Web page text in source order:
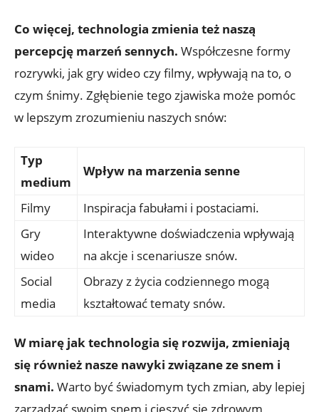
Co więcej, technologia zmienia też naszą
percepcję marzeń sennych. Współczesne formy
rozrywki, jak gry wideo czy filmy, wpływają na to, o
czym śnimy. Zgłębienie tego zjawiska może pomóc
w lepszym zrozumieniu naszych snów:
Typ
medium
Wpływ na marzenia senne
Filmy
Inspiracja fabułami i postaciami.
Gry
wideo
Interaktywne doświadczenia wpływają
na akcje i scenariusze snów.
Social
media
Obrazy z życia codziennego mogą
kształtować tematy snów.
W miarę jak technologia się rozwija, zmieniają
się również nasze nawyki związane ze snem i
snami. Warto być świadomym tych zmian, aby lepiej